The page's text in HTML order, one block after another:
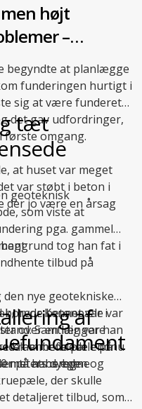
højt
–
begyndte at planlægge
funderingen hurtigt i
sig at være funderet
det gav udfordringer,
første omgang.
at huset var meget
var støbt i beton i
der jo være en årsag
tæt
geoteknisk
som viste at
pga. gammel
tog han fat i
tilbud på
hvor Kennet var i
over en længere
anbefalede endnu
meters dybde.
nye geotekniske
borede betonpæle var
Samtidig var han
rammede pæle på
på hans egen og
af
til at beregne
der skulle
detaljeret tilbud, som